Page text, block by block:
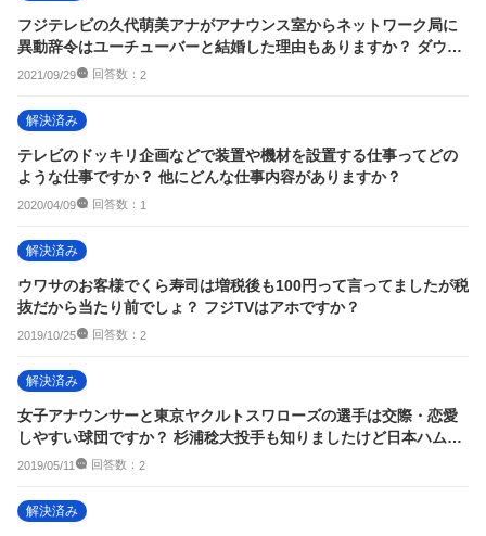
フジテレビの久代萌美アナがアナウンス室からネットワーク局に
異動辞令はユーチューバーと結婚した理由もありますか？ ダウン
タウン松ちゃんか...
2021/09/29 回答数： 2
解決済み
テレビのドッキリ企画などで装置や機材を設置する仕事ってどの
ような仕事ですか？ 他にどんな仕事内容がありますか？
2020/04/09 回答数： 1
解決済み
ウワサのお客様でくら寿司は増税後も100円って言ってましたが税
抜だから当たり前でしょ？ フジTVはアホですか？
2019/10/25 回答数： 2
解決済み
女子アナウンサーと東京ヤクルトスワローズの選手は交際・恋愛
しやすい球団ですか？ 杉浦稔大投手も知りましたけど日本ハムに
トレードされま...
2019/05/11 回答数： 2
解決済み